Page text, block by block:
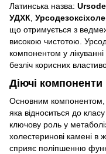
Латинська назва:
УДХК
що отримується з
високою чистотою.
компонентом у
безліч корисних
Діючі компоненти
Основним компонентом,
яка відноситься до
ключову роль у
холестеринові камені в
сприяє поліпшенню